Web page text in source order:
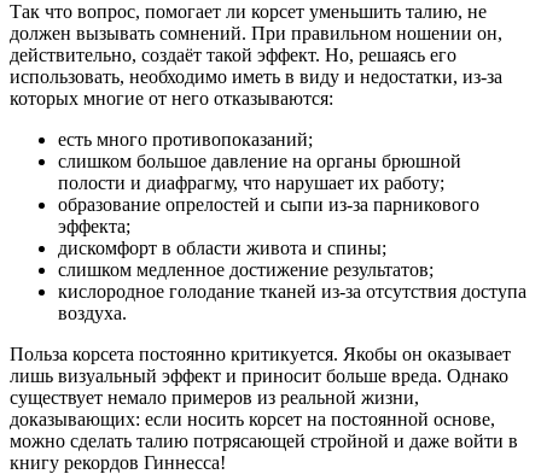
Так что вопрос, помогает ли корсет уменьшить талию, не
должен вызывать сомнений. При правильном ношении он,
действительно, создаёт такой эффект. Но, решаясь его
использовать, необходимо иметь в виду и недостатки, из-за
которых многие от него отказываются:
есть много противопоказаний;
слишком большое давление на органы брюшной
полости и диафрагму, что нарушает их работу;
образование опрелостей и сыпи из-за парникового
эффекта;
дискомфорт в области живота и спины;
слишком медленное достижение результатов;
кислородное голодание тканей из-за отсутствия доступа
воздуха.
Польза корсета постоянно критикуется. Якобы он оказывает
лишь визуальный эффект и приносит больше вреда. Однако
существует немало примеров из реальной жизни,
доказывающих: если носить корсет на постоянной основе,
можно сделать талию потрясающей стройной и даже войти в
книгу рекордов Гиннесса!